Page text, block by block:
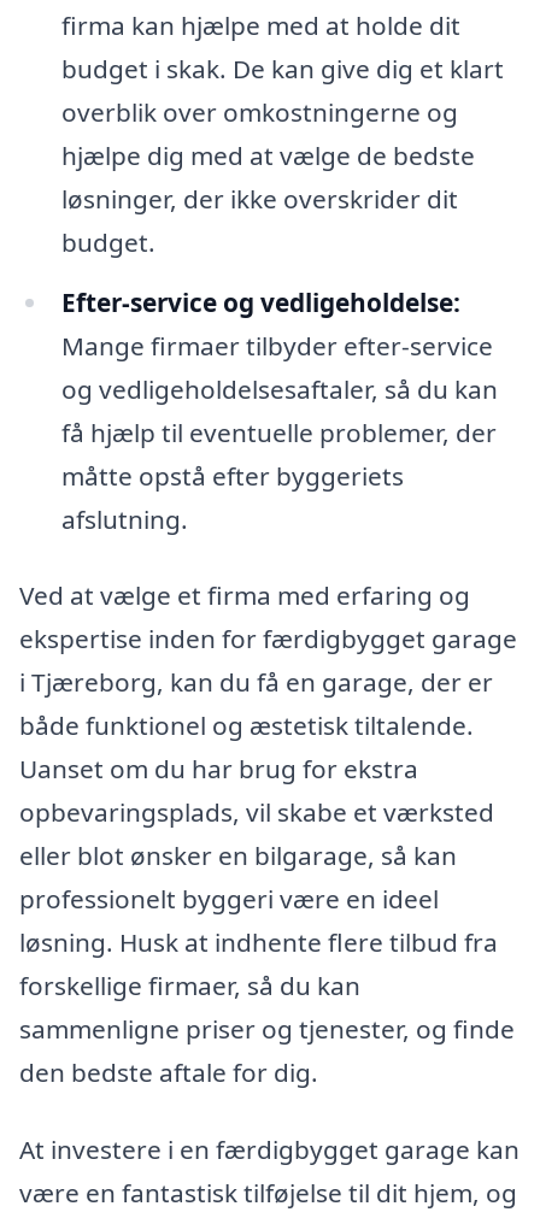
firma kan hjælpe med at holde dit
budget i skak. De kan give dig et klart
overblik over omkostningerne og
hjælpe dig med at vælge de bedste
løsninger, der ikke overskrider dit
budget.
Efter-service og vedligeholdelse:
Mange firmaer tilbyder efter-service
og vedligeholdelsesaftaler, så du kan
få hjælp til eventuelle problemer, der
måtte opstå efter byggeriets
afslutning.
Ved at vælge et firma med erfaring og
ekspertise inden for færdigbygget garage
i Tjæreborg, kan du få en garage, der er
både funktionel og æstetisk tiltalende.
Uanset om du har brug for ekstra
opbevaringsplads, vil skabe et værksted
eller blot ønsker en bilgarage, så kan
professionelt byggeri være en ideel
løsning. Husk at indhente flere tilbud fra
forskellige firmaer, så du kan
sammenligne priser og tjenester, og finde
den bedste aftale for dig.
At investere i en færdigbygget garage kan
være en fantastisk tilføjelse til dit hjem, og